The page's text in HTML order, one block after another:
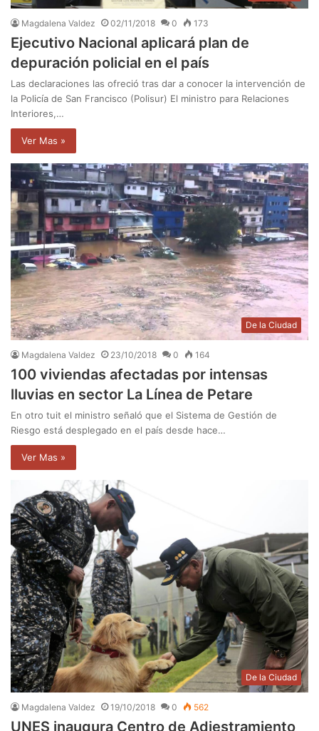
Magdalena Valdez 02/11/2018 0 173
Ejecutivo Nacional aplicará plan de
depuración policial en el país
Las declaraciones las ofreció tras dar a conocer la intervención de
la Policía de San Francisco (Polisur) El ministro para Relaciones
Interiores,…
Ver Mas »
De la Ciudad
Magdalena Valdez 23/10/2018 0 164
100 viviendas afectadas por intensas
lluvias en sector La Línea de Petare
En otro tuit el ministro señaló que el Sistema de Gestión de
Riesgo está desplegado en el país desde hace…
Ver Mas »
De la Ciudad
Magdalena Valdez 19/10/2018 0 562
UNES inaugura Centro de Adiestramiento